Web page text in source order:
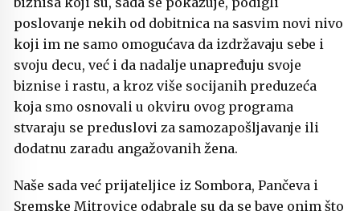
poslovanje nekih od dobitnica na sasvim novi nivo
koji im ne samo omogućava da izdržavaju sebe i
svoju decu, već i da nadalje unapređuju svoje
biznise i rastu, a kroz više socijanih preduzeća
koja smo osnovali u okviru ovog programa
stvaraju se preduslovi za samozapošljavanje ili
dodatnu zaradu angažovanih žena.
Naše sada već prijateljice iz Sombora, Pančeva i
Sremske Mitrovice odabrale su da se bave onim što